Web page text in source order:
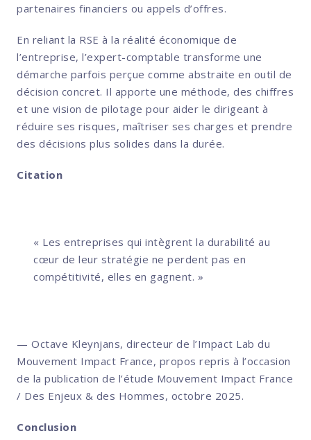
partenaires financiers ou appels d’offres.
En reliant la RSE à la réalité économique de
l’entreprise, l’expert-comptable transforme une
démarche parfois perçue comme abstraite en outil de
décision concret. Il apporte une méthode, des chiffres
et une vision de pilotage pour aider le dirigeant à
réduire ses risques, maîtriser ses charges et prendre
des décisions plus solides dans la durée.
Citation
« Les entreprises qui intègrent la durabilité au
cœur de leur stratégie ne perdent pas en
compétitivité, elles en gagnent. »
— Octave Kleynjans, directeur de l’Impact Lab du
Mouvement Impact France, propos repris à l’occasion
de la publication de l’étude Mouvement Impact France
/ Des Enjeux & des Hommes, octobre 2025.
Conclusion